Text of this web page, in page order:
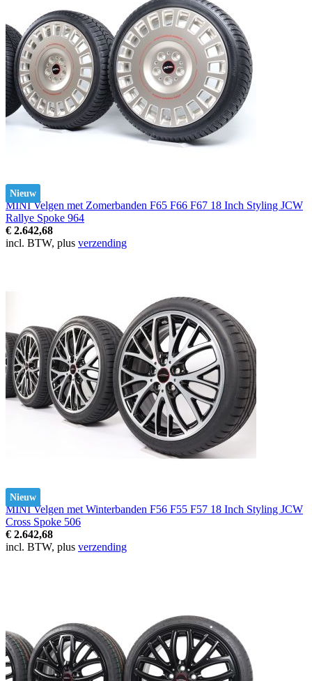
Nieuw
MINI Velgen met Zomerbanden F65 F66 F67 18 Inch Styling JCW
Rallye Spoke 964
€ 2.642,68
incl. BTW, plus verzending
Nieuw
MINI Velgen met Winterbanden F56 F55 F57 18 Inch Styling JCW
Cross Spoke 506
€ 2.642,68
incl. BTW, plus verzending